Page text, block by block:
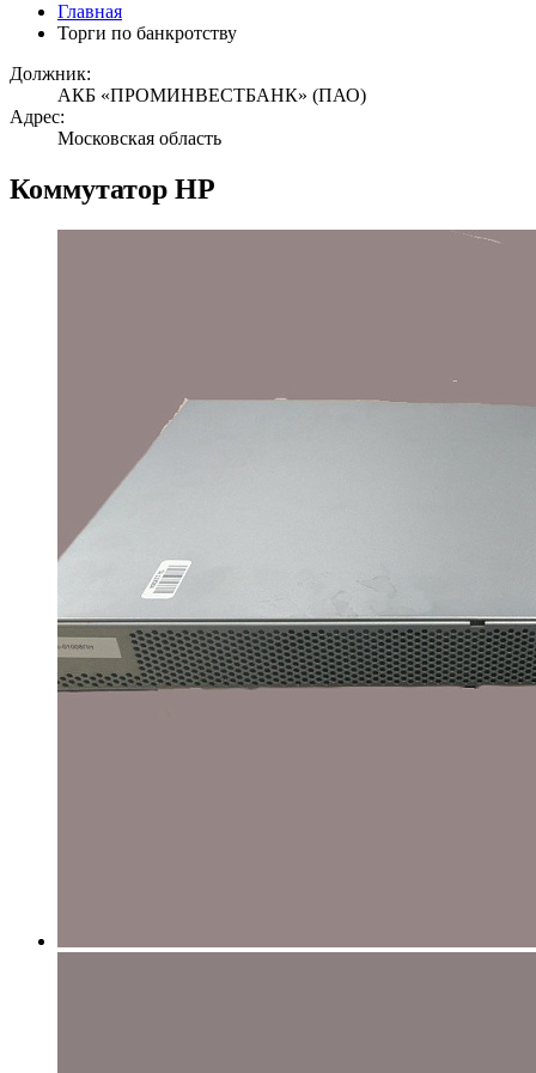
Главная
Торги по банкротству
Должник:
АКБ «ПРОМИНВЕСТБАНК» (ПАО)
Адрес:
Московская область
Коммутатор HP